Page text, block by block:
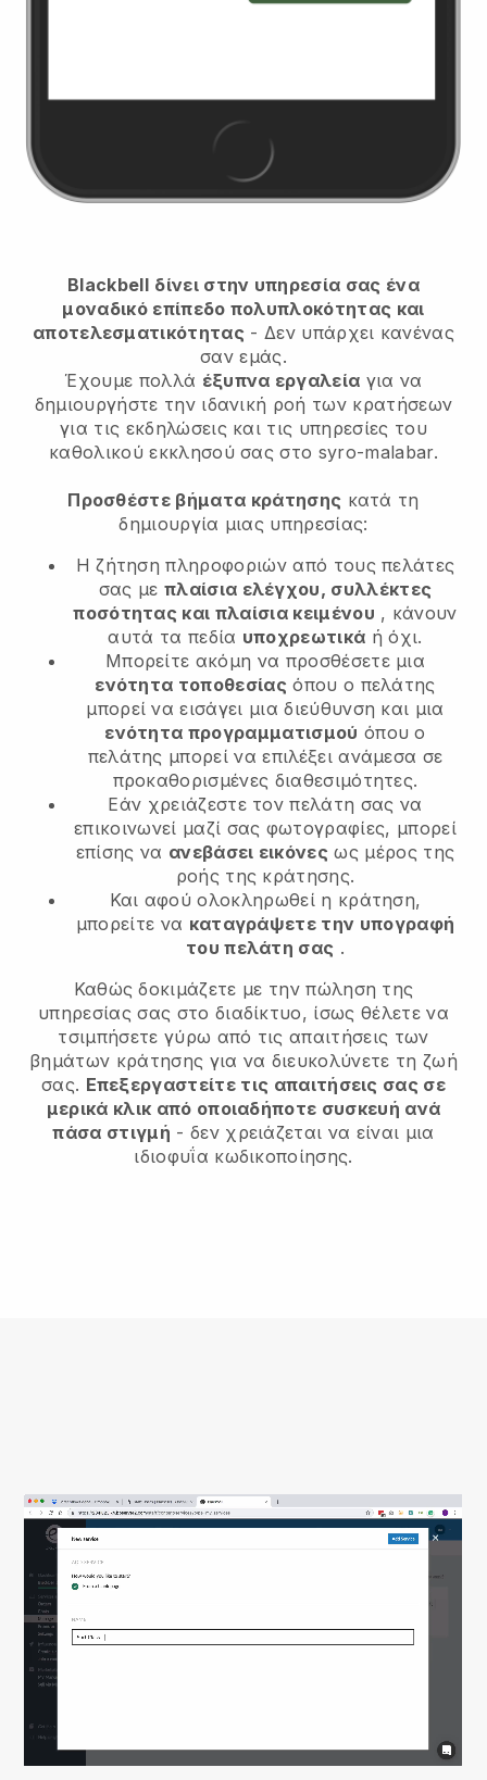
Blackbell δίνει στην υπηρεσία σας ένα
μοναδικό επίπεδο πολυπλοκότητας και
αποτελεσματικότητας - Δεν υπάρχει κανένας
σαν εμάς.
Έχουμε πολλά έξυπνα εργαλεία για να
δημιουργήστε την ιδανική ροή των κρατήσεων
για τις εκδηλώσεις και τις υπηρεσίες του
καθολικού εκκλησού σας στο syro-malabar.
Προσθέστε βήματα κράτησης κατά τη
δημιουργία μιας υπηρεσίας:
Η ζήτηση πληροφοριών από τους πελάτες
σας με πλαίσια ελέγχου, συλλέκτες
ποσότητας και πλαίσια κειμένου , κάνουν
αυτά τα πεδία υποχρεωτικά ή όχι.
Μπορείτε ακόμη να προσθέσετε μια
ενότητα τοποθεσίας όπου ο πελάτης
μπορεί να εισάγει μια διεύθυνση και μια
ενότητα προγραμματισμού όπου ο
πελάτης μπορεί να επιλέξει ανάμεσα σε
προκαθορισμένες διαθεσιμότητες.
Εάν χρειάζεστε τον πελάτη σας να
επικοινωνεί μαζί σας φωτογραφίες, μπορεί
επίσης να ανεβάσει εικόνες ως μέρος της
ροής της κράτησης.
Και αφού ολοκληρωθεί η κράτηση,
μπορείτε να καταγράψετε την υπογραφή
του πελάτη σας .
Καθώς δοκιμάζετε με την πώληση της
υπηρεσίας σας στο διαδίκτυο, ίσως θέλετε να
τσιμπήσετε γύρω από τις απαιτήσεις των
βημάτων κράτησης για να διευκολύνετε τη ζωή
σας. Επεξεργαστείτε τις απαιτήσεις σας σε
μερικά κλικ από οποιαδήποτε συσκευή ανά
πάσα στιγμή - δεν χρειάζεται να είναι μια
ιδιοφυΐα κωδικοποίησης.